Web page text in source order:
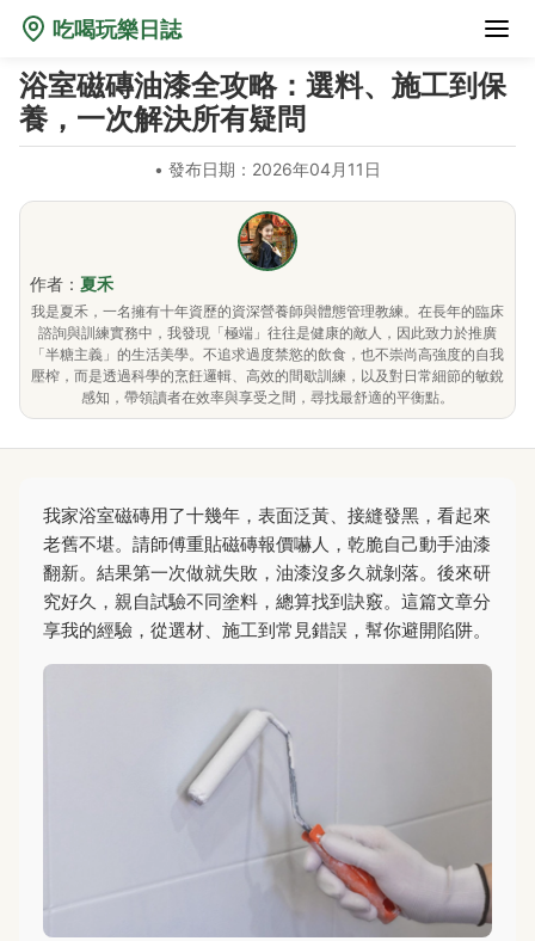
吃喝玩樂日誌
浴室磁磚油漆全攻略：選料、施工到保
養，一次解決所有疑問
• 發布日期：2026年04月11日
作者： 夏禾
我是夏禾，一名擁有十年資歷的資深營養師與體態管理教練。在長年的臨床
諮詢與訓練實務中，我發現「極端」往往是健康的敵人，因此致力於推廣
「半糖主義」的生活美學。不追求過度禁慾的飲食，也不崇尚高強度的自我
壓榨，而是透過科學的烹飪邏輯、高效的間歇訓練，以及對日常細節的敏銳
感知，帶領讀者在效率與享受之間，尋找最舒適的平衡點。
我家浴室磁磚用了十幾年，表面泛黃、接縫發黑，看起來
老舊不堪。請師傅重貼磁磚報價嚇人，乾脆自己動手油漆
翻新。結果第一次做就失敗，油漆沒多久就剝落。後來研
究好久，親自試驗不同塗料，總算找到訣竅。這篇文章分
享我的經驗，從選材、施工到常見錯誤，幫你避開陷阱。